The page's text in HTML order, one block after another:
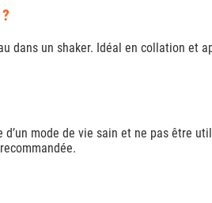
dans un shaker. Idéal en collation et
mode de vie sain et ne pas être